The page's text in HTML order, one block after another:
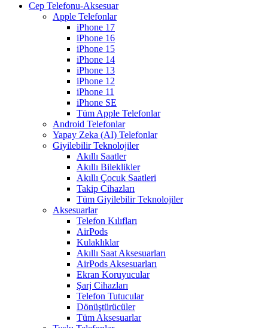
Cep Telefonu-Aksesuar
Apple Telefonlar
iPhone 17
iPhone 16
iPhone 15
iPhone 14
iPhone 13
iPhone 12
iPhone 11
iPhone SE
Tüm Apple Telefonlar
Android Telefonlar
Yapay Zeka (AI) Telefonlar
Giyilebilir Teknolojiler
Akıllı Saatler
Akıllı Bileklikler
Akıllı Çocuk Saatleri
Takip Cihazları
Tüm Giyilebilir Teknolojiler
Aksesuarlar
Telefon Kılıfları
AirPods
Kulaklıklar
Akıllı Saat Aksesuarları
AirPods Aksesuarları
Ekran Koruyucular
Şarj Cihazları
Telefon Tutucular
Dönüştürücüler
Tüm Aksesuarlar